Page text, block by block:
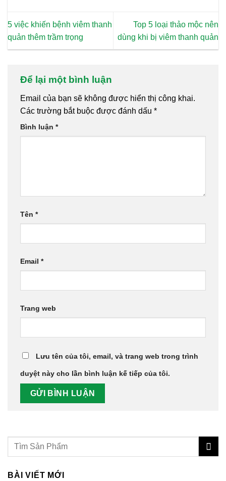
5 việc khiến bệnh viêm thanh
quản thêm trầm trọng
Top 5 loại thảo mộc nên
dùng khi bị viêm thanh quản
Để lại một bình luận
Email của bạn sẽ không được hiển thị công khai.
Các trường bắt buộc được đánh dấu *
Bình luận *
Tên *
Email *
Trang web
Lưu tên của tôi, email, và trang web trong trình
duyệt này cho lần bình luận kế tiếp của tôi.
BÀI VIẾT MỚI